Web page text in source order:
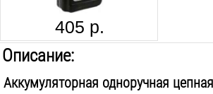
Ручной натяжитель цепи:
Аккумуляторов в комплекте:
405 р.
Описание:
Аккумуляторная одноручная